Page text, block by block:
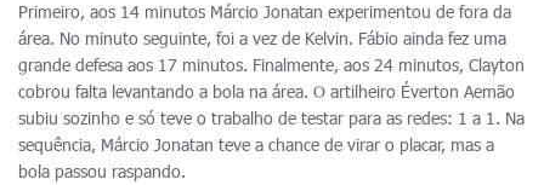
Primeiro, aos 14 minutos Márcio Jonatan experimentou de fora da
área. No minuto seguinte, foi a vez de Kelvin. Fábio ainda fez uma
grande defesa aos 17 minutos. Finalmente, aos 24 minutos, Clayton
cobrou falta levantando a bola na área. O artilheiro Éverton Aemão
subiu sozinho e só teve o trabalho de testar para as redes: 1 a 1. Na
sequência, Márcio Jonatan teve a chance de virar o placar, mas a
bola passou raspando.